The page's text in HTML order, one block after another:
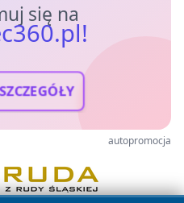
się na
autopromocja